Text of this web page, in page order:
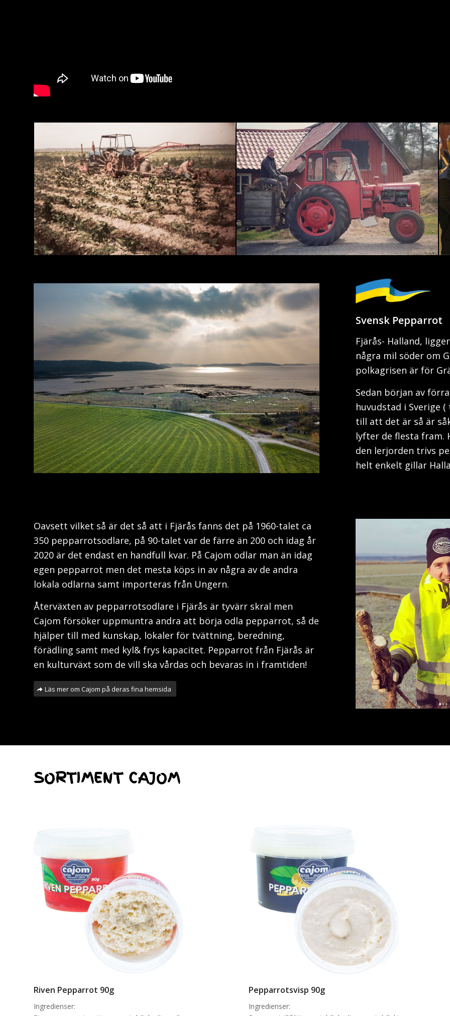
Svensk Pepparrot
Fjärås- Halland,
några mil söder om
polkagrisen är för
Sedan början av
huvudstad i Sverige
till att det är så är
lyfter de flesta fram.
den lerjorden trivs
helt enkelt gillar
Oavsett vilket så är det så att i Fjärås fanns det på 1960-talet ca
350 pepparrotsodlare, på 90-talet var de färre än 200 och idag år
2020 är det endast en handfull kvar. På Cajom odlar man än idag
egen pepparrot men det mesta köps in av några av de andra
lokala odlarna samt importeras från Ungern.
Återväxten av pepparrotsodlare i Fjärås är tyvärr skral men
Cajom försöker uppmuntra andra att börja odla pepparrot, så de
hjälper till med kunskap, lokaler för tvättning, beredning,
förädling samt med kyl& frys kapacitet. Pepparrot från Fjärås är
en kulturväxt som de vill ska vårdas och bevaras in i framtiden!
Läs mer om Cajom på deras fina hemsida
SORTIMENT CAJOM
Riven Pepparrot 90g
Ingredienser:
Pepparrotsvisp 90g
Ingredienser: